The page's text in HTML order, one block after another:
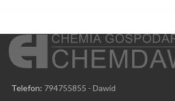
Telefon: 794755855 - Dawid